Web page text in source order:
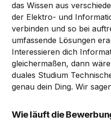
das Wissen aus
der Elektro- und
verbinden und so bei
umfassende Lösungen
Interessieren dich
gleichermaßen, dann
duales Studium
genau dein Ding. Wir
Wie läuft die